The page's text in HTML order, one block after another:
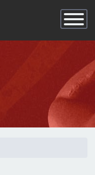
de